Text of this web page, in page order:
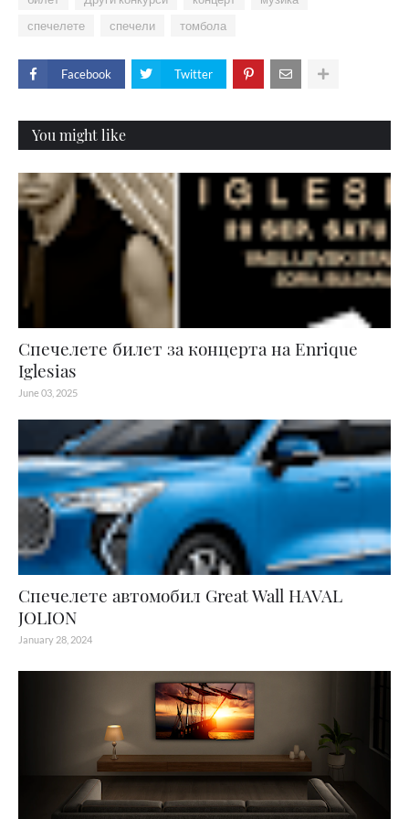
спечелете
спечели томбола
Facebook Twitter
You might like
Спечелете билет за концерта на Enrique
Iglesias
June 03, 2025
Спечелете автомобил Great Wall HAVAL
JOLION
January 28, 2024